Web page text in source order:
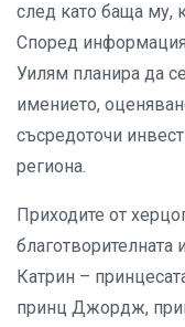
след като баща му,
Според
Уилям планира да
имението,
съсредоточи
региона.
Приходите от
благотворителната
Катрин –
принц Джордж,